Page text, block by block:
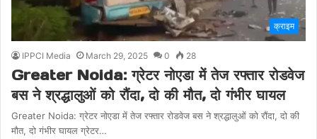
क्राइम
IPPCI Media March 29, 2025 0 28
Greater Noida: ग्रेटर नोएडा में तेज रफ्तार रोडवेज
बस ने श्रद्धालुओं को रौंदा, दो की मौत, दो गंभीर घायल
Greater Noida: ग्रेटर नोएडा में तेज रफ्तार रोडवेज बस ने श्रद्धालुओं को रौंदा, दो की
मौत, दो गंभीर घायल ग्रेटर…